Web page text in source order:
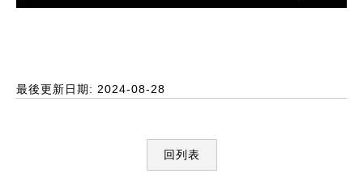
最後更新日期: 2024-08-28
回列表